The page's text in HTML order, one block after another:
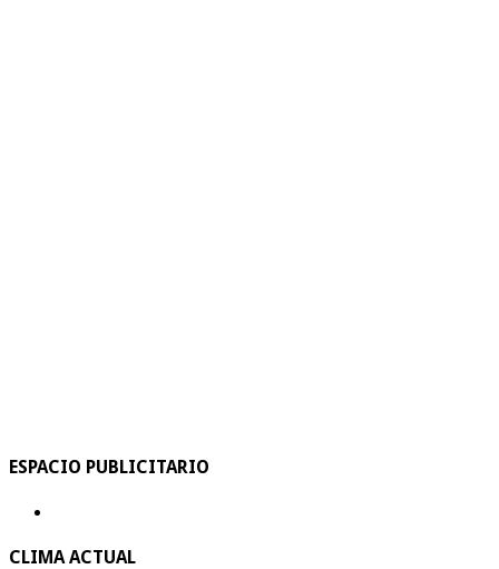
ESPACIO PUBLICITARIO
CLIMA ACTUAL